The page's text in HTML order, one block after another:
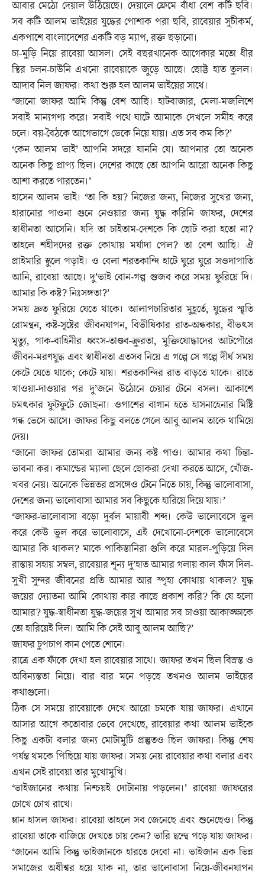
আবার মেঠো দেয়াল উঠিয়েছে। দেয়ালে ফ্রেমে বাঁধা বেশ কটি ছবি।
সব কটি আলম ভাইয়ের যুদ্ধের পোশাক পরা ছবি, রাবেয়ার সূচীকর্ম,
একপাশে বাংলাদেশের একটি বড় ম্যাপ, রক্ত ছড়ানো।
চা-মুড়ি নিয়ে রাবেয়া আসল। সেই বছরখানেক আগেকার মতো ধীর
স্থির চলন-চাউনি এখনো রাবেয়াকে জুড়ে আছে। ছোট্ট হাত তুলল।
আদাব নিল জাফর। কথা শুরু হল আলম ভাইয়ের সাথে।
‘জানো জাফর আমি কিন্তু বেশ আছি। হাটবাজার, মেলা-মজলিশে
সবাই মান্যগণ্য করে। সবাই পথে ঘাটে আমাকে দেখলে সমীহ করে
চলে। বয়-বৈঠকে আগেভাগে ডেকে নিয়ে যায়। এত সব কম কি?’
‘কেন আলম ভাই’ আপনি সদরে যাননি যে। আপনার তো অনেক
অনেক কিছু প্রাপ্য ছিল। দেশের কাছে তো আপনি আরো অনেক কিছু
আশা করতে পারতেন।’
হাসেন আলম ভাই। ‘তা কি হয়? নিজের জন্য, নিজের সুখের জন্য,
হারানোর পাওনা গুনে নেওয়ার জন্য যুদ্ধ করিনি জাফর, দেশের
স্বাধীনতা আসেনি। যদি তা চাইতাম-দেশকে কি ছোট করা হতো না?
তাহলে শহীদদের রক্ত কোথায় মর্যাদা পেল? তা বেশ আছি। ঐ
প্রাইমারি স্কুলে পড়াই। ও বেলা শরতকান্দি হাটে ঘুরে ঘুরে সওদাপাতি
আনি, রাবেয়া আছে। দু’ভাই বোন-গল্প গুজব করে সময় ফুরিয়ে দি।
আমার কি কষ্ট? নিঃসঙ্গতা?’
সময় দ্রুত ফুরিয়ে যেতে থাকে। আলাপচারিতার মুহূর্তে, যুদ্ধের স্মৃতি
রোমন্থন, কষ্ট-সৃষ্টের জীবনযাপন, বিভীষিকার রাত-অন্ধকার, বীভৎস
মৃত্যু, পাক-বাহিনীর ধ্বংস-তাণ্ডব-ক্রুরতা, মুক্তিযোদ্ধাদের আটপৌরে
জীবন-মরণযুদ্ধ এবং স্বাধীনতা এতসব নিয়ে এ গল্পে সে গল্পে দীর্ঘ সময়
কেটে যেতে থাকে; কেটে যায়। শরতকান্দির রাত বাড়তে থাকে। রাতে
খাওয়া-দাওয়ার পর দু’জনে উঠোনে চেয়ার টেনে বসল। আকাশে
চমৎকার ফুটফুটে জোছনা। ওপাশের বাগান হতে হাসনাহেনার মিষ্টি
গন্ধ ভেসে আসে। জাফর কিছু বলতে গেলে আবু আলম তাকে থামিয়ে
দেয়।
‘জানো জাফর তোমরা আমার জন্য কষ্ট পাও। আমার কথা চিন্তা-
ভাবনা কর। কমান্ডের ম্যালা ছেলে ছোকরা দেখা করতে আসে, খোঁজ-
খবর নেয়। অনেকে ভিন্নতর প্রসঙ্গেও টেনে নিতে চায়, কিন্তু ভালোবাসা,
দেশের জন্য ভালোবাসা আমার সব কিছুকে হারিয়ে দিয়ে যায়।’
‘জাফর-ভালোবাসা বড়ো দুর্বল মায়াবী শব্দ। কেউ ভালোবেসে ভুল
করে কেউ ভুল করে ভালোবাসে, এই দেখোনো-দেশকে ভালোবেসে
আমার কি থাকল? মাকে পাকিস্তানিরা গুলি করে মারল-পুড়িয়ে দিল
রাস্তায় সহায় সম্বল, রাবেয়ার শূন্য দু’হাত আমার গলায় কাল ফাঁস দিল-
সুখী সুন্দর জীবনের প্রতি আমার আর স্পৃহা কোথায় থাকল? যুদ্ধ
জয়ের দ্যোতনা আমি কোথায় কার কাছে প্রকাশ করি? কি যে হলো
আমার? যুদ্ধ-স্বাধীনতা যুদ্ধ-জয়ের সুখ আমার সব চাওয়া আকাঙ্ক্ষাকে
তো হারিয়েই দিল। আমি কি সেই আবু আলম আছি?’
জাফর চুপচাপ কান পেতে শোনে।
রাত্রে এক ফাঁকে দেখা হল রাবেয়ার সাথে। জাফর তখন ছিল বিস্রস্ত ও
অবিন্যস্ততা নিয়ে। বার বার মনে পড়ছে তখনও আলম ভাইয়ের
কথাগুলো।
ঠিক সে সময়ে রাবেয়াকে দেখে আরো চমকে যায় জাফর। এখানে
আসার আগে কতোবার ভেবে দেখেছে, রাবেয়ার কথা আলম ভাইকে
কিছু একটা বলার জন্য মোটামুটি প্রস্তুতও ছিল জাফর। কিন্তু শেষ
পর্যন্ত থমকে পিছিয়ে যায় জাফর। সময় নেয় রাবেয়ার কথা বলার এবং
এখন সেই রাবেয়া তার মুখোমুখি।
‘ভাইজানের কথায় নিশ্চয়ই দোটানায় পড়লেন।’ রাবেয়া জাফরের
চোখে চোখ রাখে।
ম্লান হাসল জাফর। রাবেয়া তাহলে সব জেনেছে এবং শুনেছেও। কিন্তু
রাবেয়া তাকে বাজিয়ে দেখতে চায় কেন? ভারি দ্বন্দ্বে পড়ে যায় জাফর।
‘জানেন আমি কিন্তু ভাইজানকে হারতে দেবো না। ভাইজান এক ভিন্ন
সমাজের অধীশ্বর হয়ে থাক না, তার ভালোবাসা নিয়ে-জীবনযাপন